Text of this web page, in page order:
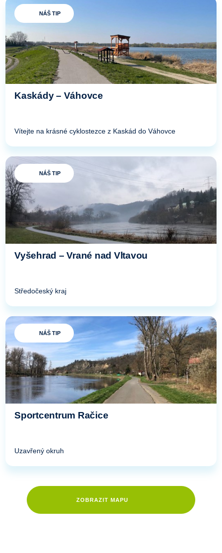
NÁŠ TIP
Kaskády – Váhovce
Vítejte na krásné cyklostezce z Kaskád do Váhovce
NÁŠ TIP
Vyšehrad – Vrané nad Vltavou
Středočeský kraj
NÁŠ TIP
Sportcentrum Račice
Uzavřený okruh
ZOBRAZIT MAPU